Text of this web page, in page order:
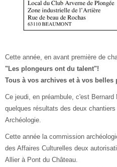
Cette année, en avant première de
"Les plongeurs ont du talent"!
Tous à vos archives et à vos belles
Ce jeudi, en préambule, c'est
quelques résultats des deux
Archéologie.
Cette année la commission
des Affaires Culturelles deux
Allier à Pont du Château.